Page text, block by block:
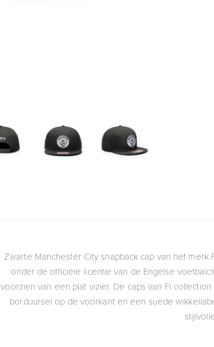
Zwarte Manchester City snapback cap van het
onder de officiële licentie van de Engelse
voorzien van een plat vizier. De caps van Fi
borduursel op de voorkant en een suede